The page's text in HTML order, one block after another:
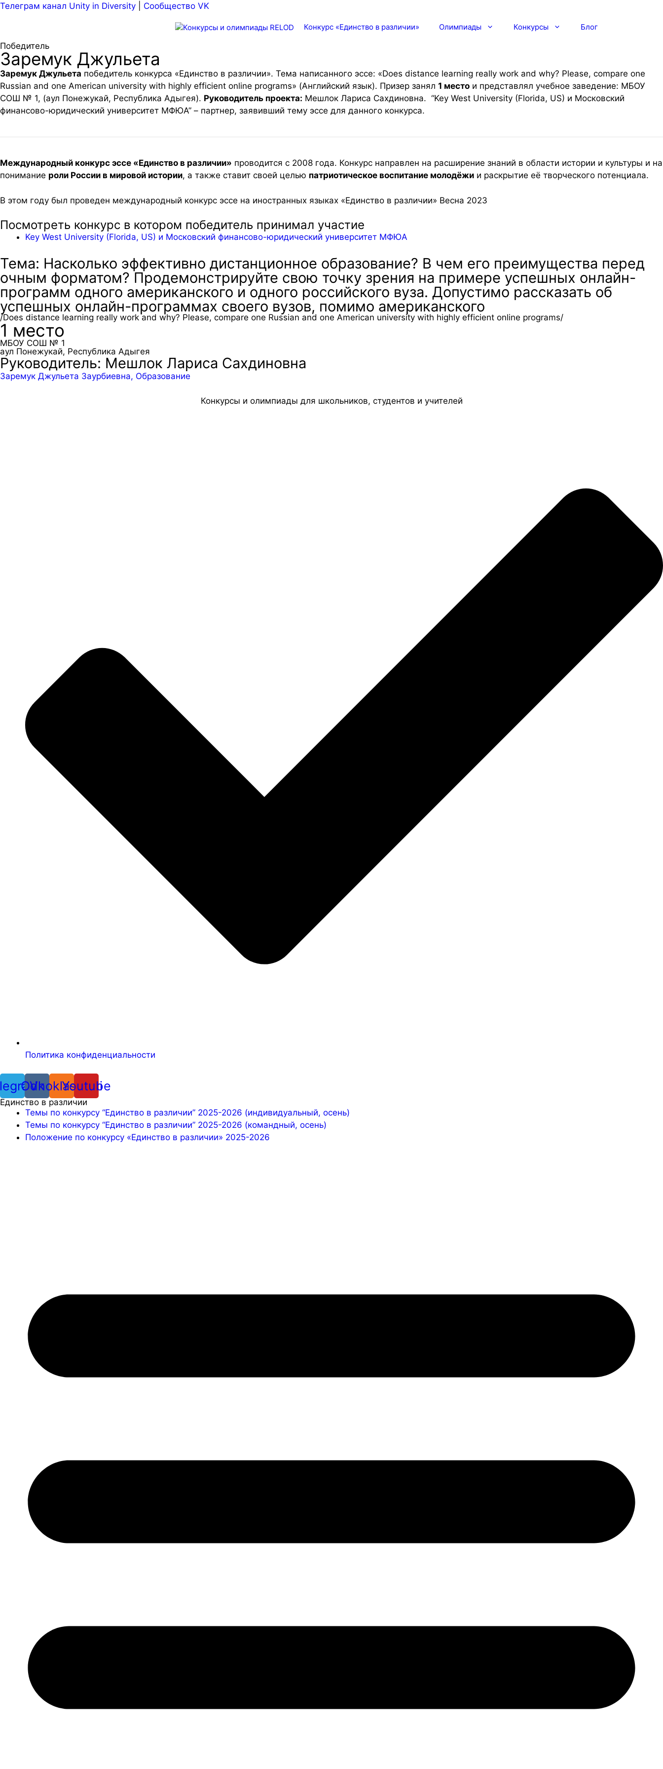
Телеграм канал Unity in Diversity Сообщество VKПерейти
содержимому
Конкурс «Единство в различии» Олимпиады Конкурсы Блог
Победитель
Заремук Джульета
Заремук Джульета победитель конкурса «Единство в различии». Тема написанного эссе: «Does distance learning really work and why? Please, compare one
Russian and one American university with highly efficient online programs» (Английский язык). Призер занял 1 место и представлял учебное заведение: МБОУ
СОШ № 1, (аул Понежукай, Республика Адыгея). Руководитель проекта: Мешлок Лариса Сахдиновна. “Key West University (Florida, US) и Московский
финансово-юридический университет МФЮА” – партнер, заявивший тему эссе для данного конкурса.
Международный конкурс эссе «Единство в различии» проводится с 2008 года. Конкурс направлен на расширение знаний в области истории и культуры и на
понимание роли России в мировой истории, а также ставит своей целью патриотическое воспитание молодёжи и раскрытие её творческого потенциала.
В этом году был проведен международный конкурс эссе на иностранных языках «Единство в различии» Весна 2023
Посмотреть конкурс в котором победитель принимал участие
Key West University (Florida, US) и Московский финансово-юридический университет МФЮА
Тема: Насколько эффективно дистанционное образование? В чем его преимущества перед
очным форматом? Продемонстрируйте свою точку зрения на примере успешных онлайн-
программ одного американского и одного российского вуза. Допустимо рассказать об
успешных онлайн-программах своего вузов, помимо американского
/Does distance learning really work and why? Please, compare one Russian and one American university with highly efficient online programs/
1 место
МБОУ СОШ № 1
аул Понежукай, Республика Адыгея
Руководитель: Мешлок Лариса Сахдиновна
Заремук Джульета Заурбиевна, Образование
Конкурсы и олимпиады для школьников, студентов и учителей
Политика конфиденциальности
Vk
Odnoklassniki
Youtube
Единство в различии
Темы по конкурсу “Единство в различии” 2025-2026 (индивидуальный, осень)
Темы по конкурсу “Единство в различии” 2025-2026 (командный, осень)
Положение по конкурсу «Единство в различии» 2025-2026